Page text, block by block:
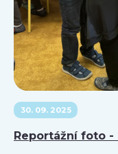
30. 09. 2025
Reportážní foto